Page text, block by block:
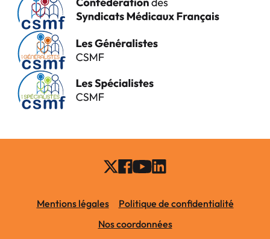
Mentions légales
Politique de confidentialité
Nos coordonnées